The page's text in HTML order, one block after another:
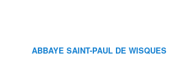
ABBAYE SAINT-PAUL DE WISQUES